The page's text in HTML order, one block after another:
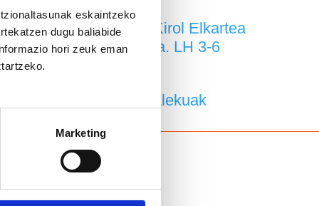
eskaintzeko
dugu baliabide
hori zeuk eman
Marketing
Multikirola. LH 3-6
Lizeotarrak Kultur eta Kirol Elkartea
Lizeotarrak Kirol Eskola. LH 3-6
3 urtetik LH 4-rako Udalekuak